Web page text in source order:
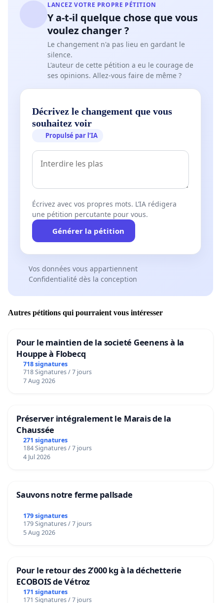
LANCEZ VOTRE PROPRE PÉTITION
Y a-t-il quelque chose que vous
voulez changer ?
Le changement n'a pas lieu en gardant le
silence.
L'auteur de cette pétition a eu le courage de
ses opinions. Allez-vous faire de même ?
Décrivez le changement que vous
souhaitez voir
Propulsé par l’IA
Écrivez avec vos propres mots. L’IA rédigera
une pétition percutante pour vous.
Générer la pétition
Vos données vous appartiennent
Confidentialité dès la conception
Autres pétitions qui pourraient vous intéresser
Pour le maintien de la societé Geenens à la
Houppe à Flobecq
718 signatures
718 Signatures / 7 jours
7 Aug 2026
Préserver intégralement le Marais de la
Chaussée
271 signatures
184 Signatures / 7 jours
4 Jul 2026
Sauvons notre ferme pallsade
179 signatures
179 Signatures / 7 jours
5 Aug 2026
Pour le retour des 2’000 kg à la déchetterie
ECOBOIS de Vétroz
171 signatures
171 Signatures / 7 jours